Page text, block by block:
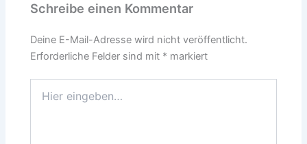
Schreibe einen Kommentar
Deine E-Mail-Adresse wird nicht veröffentlicht.
Erforderliche Felder sind mit * markiert
eingeben…